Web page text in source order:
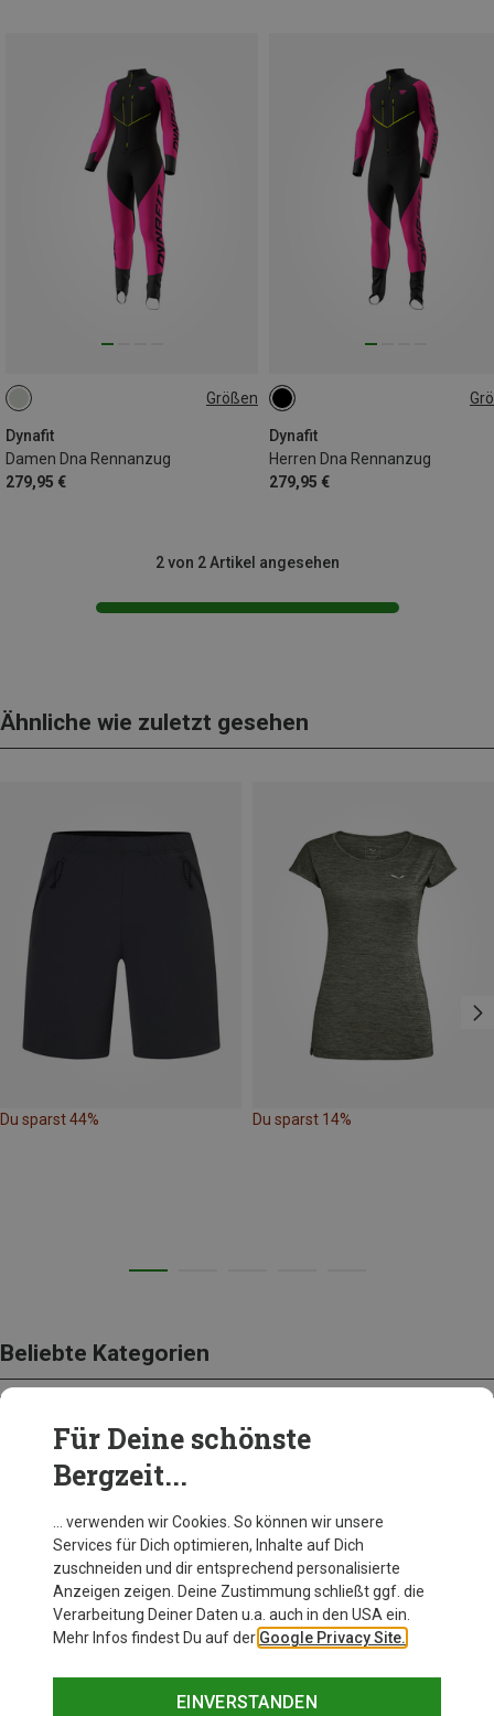
Größen
Dynafit
Damen Dna Rennanzug
279,95 €
XS
Dynafit
Herren Dna Rennanzug
279,95 €
L
2 von 2 Artikel angesehen
Ähnliche wie zuletzt gesehen
Du sparst 44% Du sparst 14%
Beliebte Kategorien
BEKLEIDUNG
Für Deine schönste
Bergzeit...
… verwenden wir Cookies. So können wir unsere
Services für Dich optimieren, Inhalte auf Dich
zuschneiden und dir entsprechend personalisierte
Anzeigen zeigen. Deine Zustimmung schließt ggf. die
Verarbeitung Deiner Daten u.a. auch in den USA ein.
Mehr Infos findest Du auf der Google Privacy Site.
EINVERSTANDEN